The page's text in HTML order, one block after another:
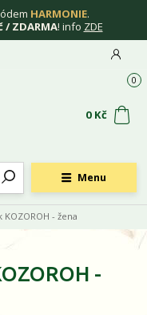
HARMONIE.
/ ZDARMA! info ZDE
Menu
0
0 Kč
- žena
-